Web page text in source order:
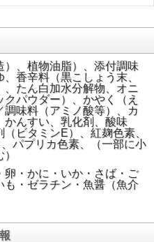
、植物油脂）、添付調味
香辛料（黒こしょう末、
たん白加水分解物、オニ
パウダー）、かやく（え
味料（アミノ酸等）、カ
かんすい、乳化剤、酸味
ビタミンE）、紅麹色素、
パプリカ色素、（一部に小
・かに・いか・さば・ご
も・ゼラチン・魚醤（魚介